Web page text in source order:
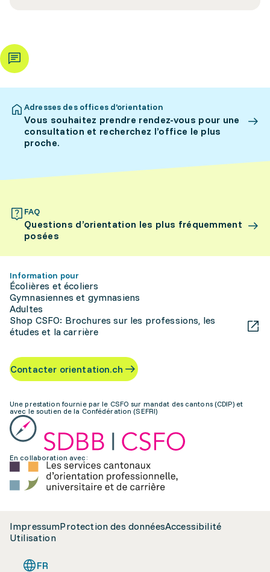
Adresses des offices d’orientation
Vous souhaitez prendre rendez-vous pour une
consultation et recherchez l’office le plus
proche.
FAQ
Questions d’orientation les plus fréquemment
posées
Information pour
Écolières et écoliers
Gymnasiennes et gymnasiens
Adultes
Shop CSFO: Brochures sur les professions, les
études et la carrière
Contacter orientation.ch
Une prestation fournie par le CSFO sur mandat des cantons (CDIP) et
avec le soutien de la Confédération (SEFRI)
En collaboration avec:
ImpressumProtection des donnéesAccessibilité
Utilisation
FR